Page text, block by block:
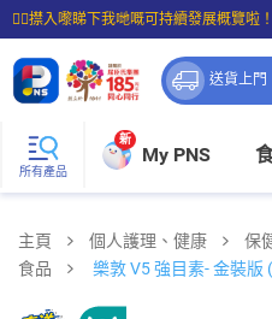
☝🏼㩒入嚟睇下我哋嘅可持續發展概覽啦！
⭐購物滿$399即享免費送貨；滿$100即
送貨上門
所有產品
新
My PNS
主頁 個人護理、健康 保
食品
樂敦 V5 強目素- 金裝版